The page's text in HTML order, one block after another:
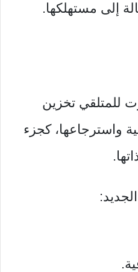
إلى مستهلكها.
للمتلقي تخزين
واسترجاعها، كجزء